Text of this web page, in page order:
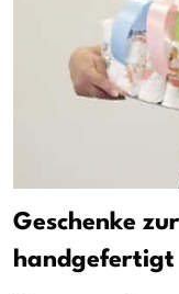
Geschenke
handgefertigt